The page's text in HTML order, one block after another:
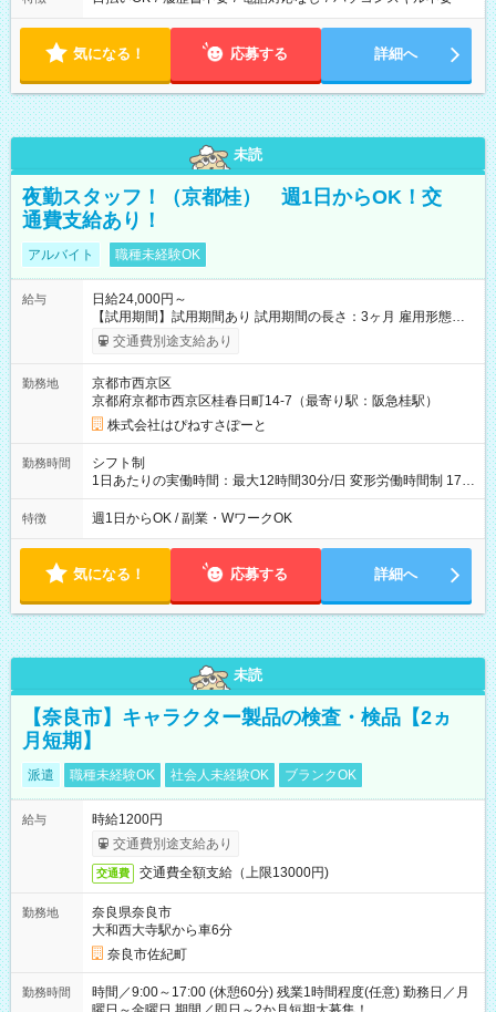
気になる！ 応募する 詳細へ
未読
夜勤スタッフ！（京都桂） 週1日からOK！交
通費支給あり！
アルバイト 職種未経験OK
給与
日給24,000円～
【試用期間】試用期間あり 試用期間の長さ：3ヶ月 雇用形態、
給与は本採用時と同じです。
交通費別途支給あり
勤務地
京都市西京区
京都府京都市西京区桂春日町14-7（最寄り駅：阪急桂駅）
株式会社はぴねすさぽーと
勤務時間
シフト制
1日あたりの実働時間：最大12時間30分/日 変形労働時間制 17：
00～翌9：00（休憩時間3.5時間) 一日の実働時間：12.5時間 想
定労働時間：37.5時間/週 ＊曜日相談：可 ＊労働日数相談：可
特徴 週1日からOK / 副業・WワークOK
気になる！ 応募する 詳細へ
未読
【奈良市】キャラクター製品の検査・検品【2ヵ
月短期】
派遣 職種未経験OK 社会人未経験OK ブランクOK
給与
時給1200円
交通費別途支給あり
交通費 交通費全額支給（上限13000円)
勤務地
奈良県奈良市
大和西大寺駅から車6分
奈良市佐紀町
勤務時間
時間／9:00～17:00 (休憩60分) 残業1時間程度(任意) 勤務日／月